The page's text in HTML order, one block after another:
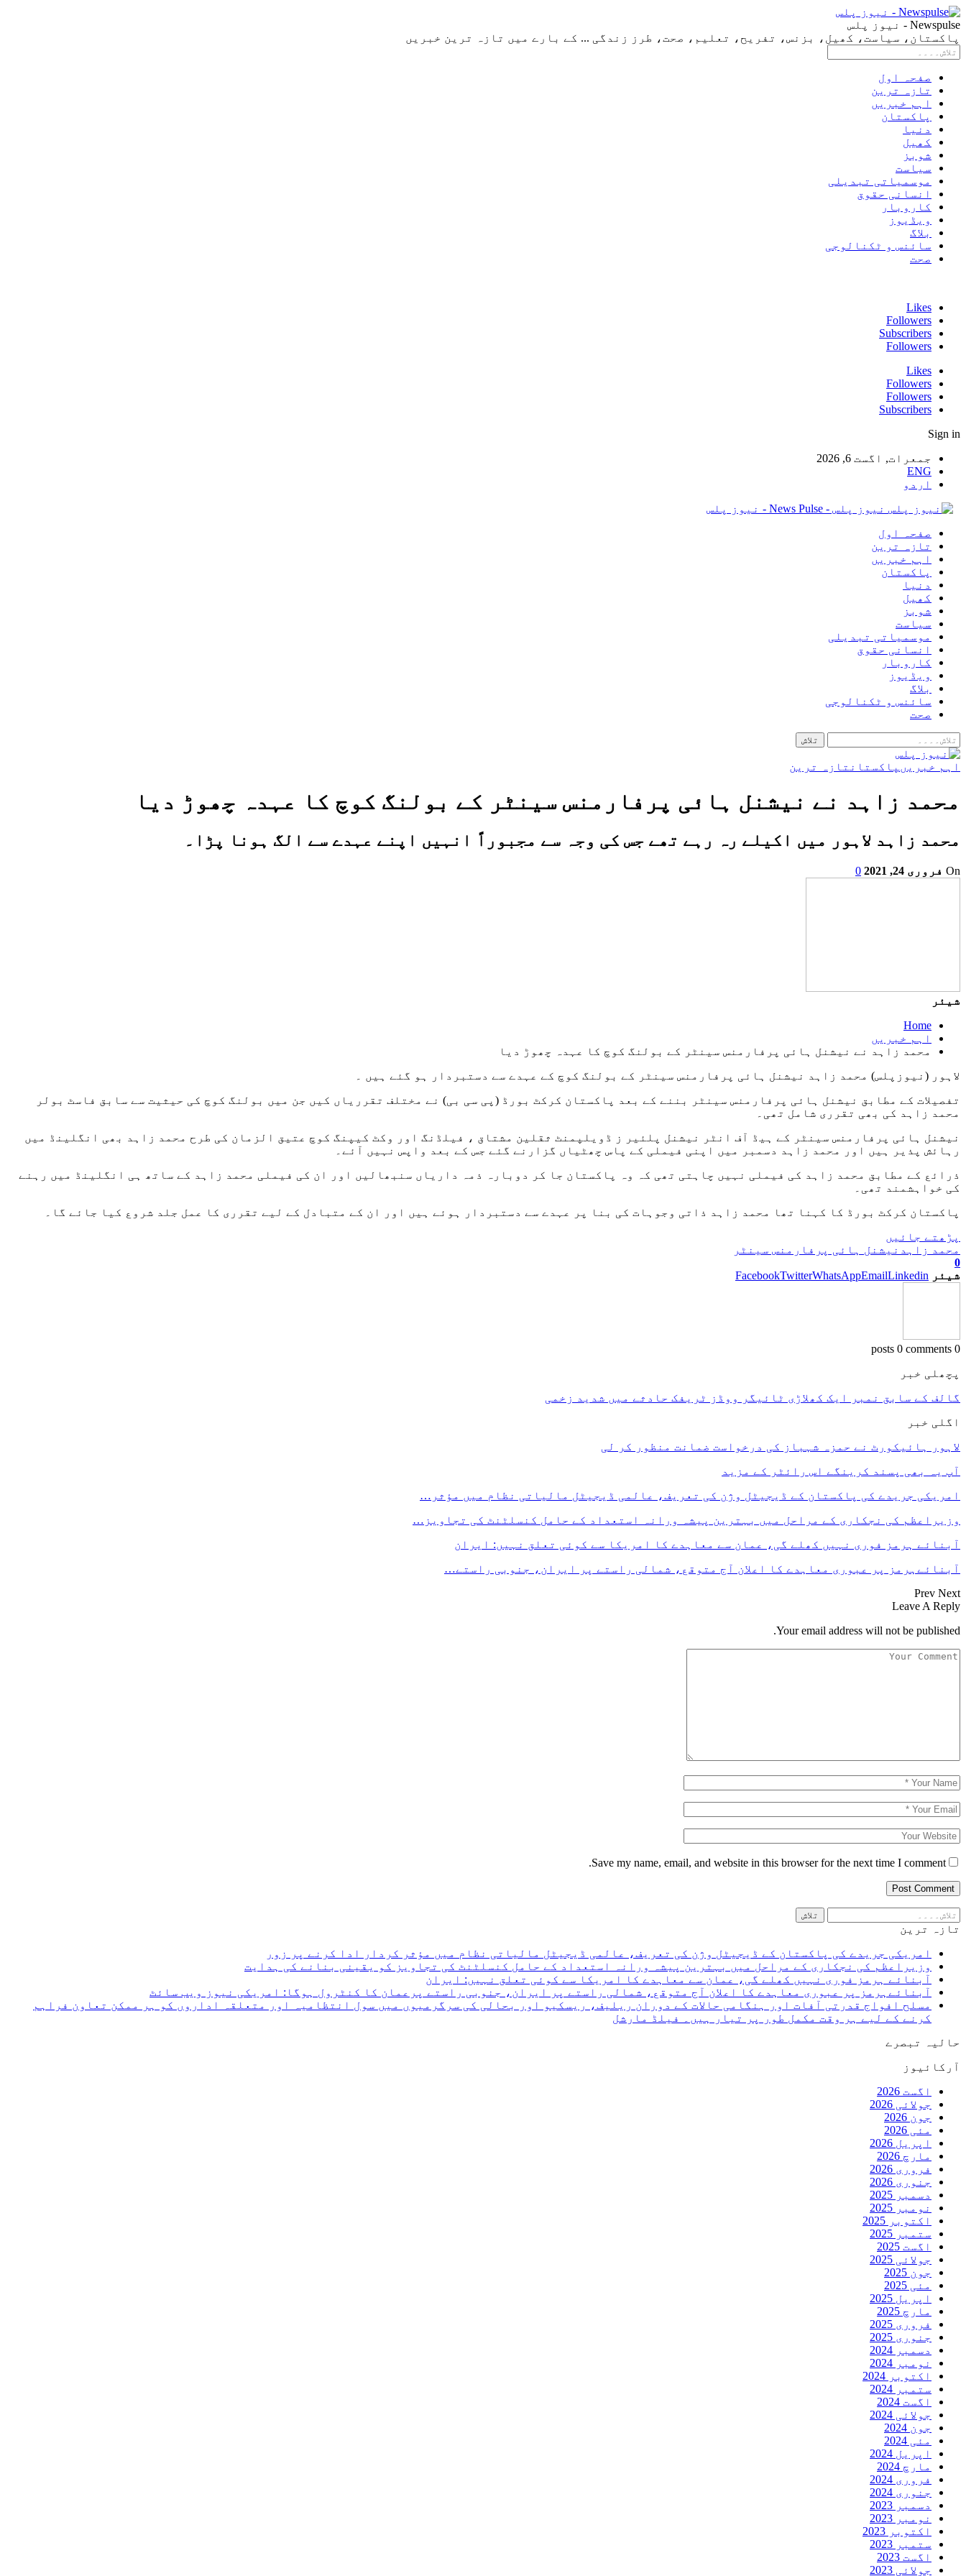
Newspulse - نیوز پلس
پاکستان، سیاست، کھیل، بزنس، تفریح، تعلیم، صحت، طرز زندگی ... کے بارے میں تازہ ترین خبریں
صفحہ اول
تازہ ترین
اہم خبریں
پاکستان
دنیا
کھیل
شوبز
سیاست
موسمیاتی تبدیلی
انسانی حقوق
کاروبار
ویڈیوز
بلاگ
سائنس و ٹکنالوجی
صحت
Likes
Followers
Subscribers
Followers
Likes
Followers
Followers
Subscribers
Sign in
جمعرات, اگست 6, 2026
ENG
اردو
نیوز پلس - News Pulse - نیوز پلس
صفحہ اول
تازہ ترین
اہم خبریں
پاکستان
دنیا
کھیل
شوبز
سیاست
موسمیاتی تبدیلی
انسانی حقوق
کاروبار
ویڈیوز
بلاگ
سائنس و ٹکنالوجی
صحت
اہم خبریں پاکستان تازہ ترین
محمد زاہد نے نیشنل ہائی پرفارمنس سینٹر کے بولنگ کوچ کا عہدہ چھوڑ دیا
محمد زاہد لاہور میں اکیلے رہ رہے تھے جس کی وجہ سے مجبوراً انہیں اپنے عہدے سے الگ ہونا پڑا۔
On فروری 24, 2021 0
شیئر
Home
اہم خبریں
محمد زاہد نے نیشنل ہائی پرفارمنس سینٹر کے بولنگ کوچ کا عہدہ چھوڑ دیا
‏لاہور (نیوزپلس) محمد زاہد نیشنل ہائی پرفارمنس سینٹر کے بولنگ کوچ کے عہدے سے دستبردار ہو گئے ہیں ۔
تفصیلات کے مطابق نیشنل ہائی پرفارمنس سینٹر بننے کے بعد پاکستان کرکٹ بورڈ (پی سی بی) نے مختلف تقرریاں کیں جن میں بولنگ کوچ کی حیثیت سے سابق فاسٹ بولر
محمد زاہد کی بھی تقرری شامل تھی۔
نیشنل ہائی پرفارمنس سینٹر کے ہیڈ آف انٹر نیشنل پلئیر ز ڈویلپمنٹ ثقلین مشتاق ، فیلڈنگ اور وکٹ کیپنگ کوچ عتیق الزمان کی طرح محمد زاہد بھی انگلینڈ میں
رہائش پذیر ہیں اور محمد زاہد دسمبر میں اپنی فیملی کے پاس چھٹیاں گزارنے گئے جس کے بعد واپس نہیں آئے۔
ذرائع کے مطابق محمد زاہد کی فیملی نہیں چاہتی تھی کہ وہ پاکستان جا کر دوبارہ ذمہ داریاں سنبھالیں اور ان کی فیملی محمد زاہد کے ساتھ ہی انگلینڈ میں رہنے
کی خواہشمند تھی۔
پاکستان کرکٹ بورڈ کا کہنا تھا محمد زاہد ذاتی وجوہات کی بنا پر عہدے سے دستبردار ہوئے ہیں اور ان کے متبادل کے لیے تقرری کا عمل جلد شروع کیا جائے گا۔
پڑھتے جائیں
محمد زاہد نیشنل ہائی پرفارمنس سینٹر
0
شیئر
FacebookTwitterWhatsAppEmailLinkedin
0 posts
0 comments
پچھلی خبر
گالف کے سابق نمبر ایک کھلاڑی ٹائیگر ووڈز ٹریفک حادثے میں شدید زخمی
اگلی خبر
لاہور ہائیکورٹ نے حمزہ شہباز کی درخواست ضمانت منظور کر لی
آپ یہ بھی پسند کرینگے اس رائٹر کے مزید
امریکی جریدے کی پاکستان کے ڈیجیٹل وژن کی تعریف، عالمی ڈیجیٹل مالیاتی نظام میں مؤثر…
وزیراعظم کی نجکاری کے مراحل میں بہترین پیشہ ورانہ استعداد کے حامل کنسلٹنٹ کی تجاویز…
آبنائے ہرمز فوری نہیں کھلے گی، عمان سے معاہدے کا امریکا سے کوئی تعلق نہیں: ایران
آبنائےہرمز پر عبوری معاہدے کا اعلان آج متوقع، شمالی راستے پر ایران، جنوبی راستے…
Prev Next
Leave A Reply
Your email address will not be published.
Save my name, email, and website in this browser for the next time I comment.
تازہ ترین
امریکی جریدے کی پاکستان کے ڈیجیٹل وژن کی تعریف، عالمی ڈیجیٹل مالیاتی نظام میں مؤثر کردار ادا کرنے پر زور
وزیراعظم کی نجکاری کے مراحل میں بہترین پیشہ ورانہ استعداد کے حامل کنسلٹنٹ کی تجاویز کو یقینی بنانے کی ہدایت
آبنائے ہرمز فوری نہیں کھلے گی، عمان سے معاہدے کا امریکا سے کوئی تعلق نہیں: ایران
آبنائےہرمز پر عبوری معاہدے کا اعلان آج متوقع، شمالی راستے پر ایران، جنوبی راستے پرعمان کا کنٹرول ہوگا: امریکی نیوز ویب سائٹ
مسلح افواج قدرتی آفات اور ہنگامی حالات کے دوران ریلیف، ریسکیو اور بحالی کی سرگرمیوں میں سول انتظامیہ اور متعلقہ اداروں کو ہر ممکن تعاون فراہم
کرنے کے لیے ہر وقت مکمل طور پر تیار ہیں۔ فیلڈ مارشل
حالیہ تبصرے
آرکائیوز
اگست 2026
جولائی 2026
جون 2026
مئی 2026
اپریل 2026
مارچ 2026
فروری 2026
جنوری 2026
دسمبر 2025
نومبر 2025
اکتوبر 2025
ستمبر 2025
اگست 2025
جولائی 2025
جون 2025
مئی 2025
اپریل 2025
مارچ 2025
فروری 2025
جنوری 2025
دسمبر 2024
نومبر 2024
اکتوبر 2024
ستمبر 2024
اگست 2024
جولائی 2024
جون 2024
مئی 2024
اپریل 2024
مارچ 2024
فروری 2024
جنوری 2024
دسمبر 2023
نومبر 2023
اکتوبر 2023
ستمبر 2023
اگست 2023
جولائی 2023